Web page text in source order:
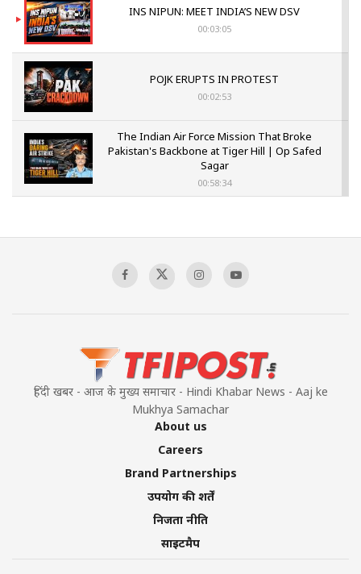
INS NIPUN: MEET INDIA’S NEW DSV
00:03:05
POJK ERUPTS IN PROTEST
00:02:53
The Indian Air Force Mission That Broke
Pakistan's Backbone at Tiger Hill | Op Safed
Sagar
00:58:34
हिंदी खबर - आज के मुख्य समाचार - Hindi Khabar News - Aaj ke
Mukhya Samachar
About us
Careers
Brand Partnerships
उपयोग की शर्तें
निजता नीति
साइटमैप